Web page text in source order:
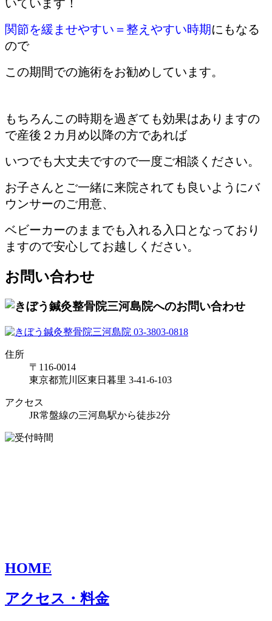
いています！
関節を緩ませやすい＝整えやすい時期にもなる
ので
この期間での施術をお勧めしています。
もちろんこの時期を過ぎても効果はありますの
で産後２カ月め以降の方であれば
いつでも大丈夫ですので一度ご相談ください。
お子さんとご一緒に来院されても良いようにバ
ウンサーのご用意、
ベビーカーのままでも入れる入口となっており
ますので安心してお越しください。
お問い合わせ
住所
〒116-0014
東京都荒川区東日暮里 3-41-6-103
アクセス
JR常盤線の三河島駅から徒歩2分
HOME
アクセス・料金